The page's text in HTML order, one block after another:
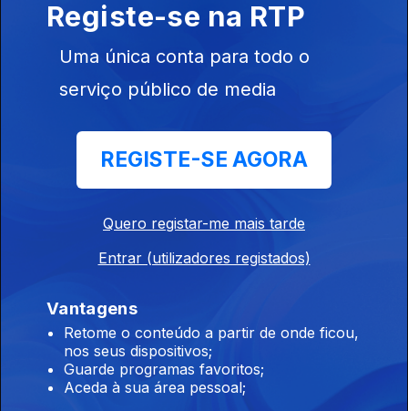
07 ago. 2026
08h00 Edição Germano Campos
07h00 Edição Germano Campos
23h00 Edição Gaelle de Castro
Registe-se na RTP
Uma única conta para todo o
serviço público de media
REGISTE-SE AGORA
Quero registar-me mais tarde
Entrar (utilizadores registados)
Vantagens
Retome o conteúdo a partir de onde ficou,
nos seus dispositivos;
Guarde programas favoritos;
Aceda à sua área pessoal;